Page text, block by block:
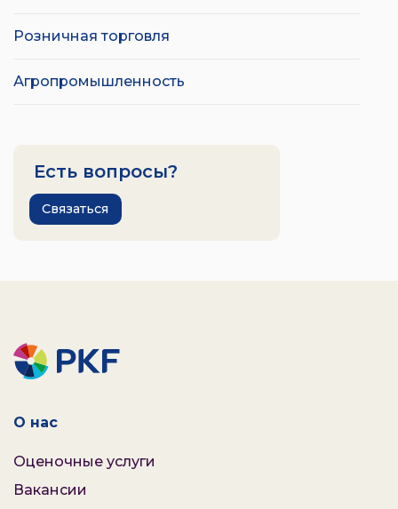
Розничная торговля
Агропромышленность
Есть вопросы?
Связаться
О нас
Оценочные услуги
Вакансии